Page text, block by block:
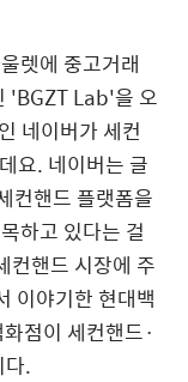
렛에 중고거래
'BGZT Lab'을 오
네이버가 세컨
요. 네이버는 글
컨핸드 플랫폼을
하고 있다는 걸
컨핸드 시장에 주
이야기한 현대백
점이 세컨핸드·
다.